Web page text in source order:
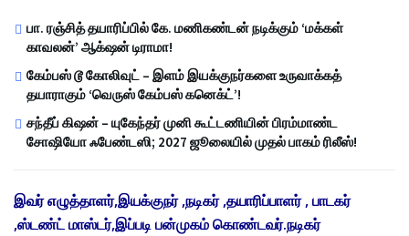
பா. ரஞ்சித் தயாரிப்பில் கே. மணிகண்டன் நடிக்கும் ‘மக்கள்
காவலன்’ ஆக்‌ஷன் டிராமா!
கேம்பஸ் டூ கோலிவுட் – இளம் இயக்குநர்களை உருவாக்கத்
தயாராகும் ‘வெருஸ் கேம்பஸ் கனெக்ட்’!
சந்தீப் கிஷன் – யுகேந்தர் முனி கூட்டணியின் பிரம்மாண்ட
சோஷியோ ஃபேண்டஸி; 2027 ஜூலையில் முதல் பாகம் ரிலீஸ்!
இவர் எழுத்தாளர்,இயக்குநர் ,நடிகர் ,தயாரிப்பாளர் , பாடகர்
,ஸ்டண்ட் மாஸ்டர்,இப்படி பன்முகம் கொண்டவர்.நடிகர்